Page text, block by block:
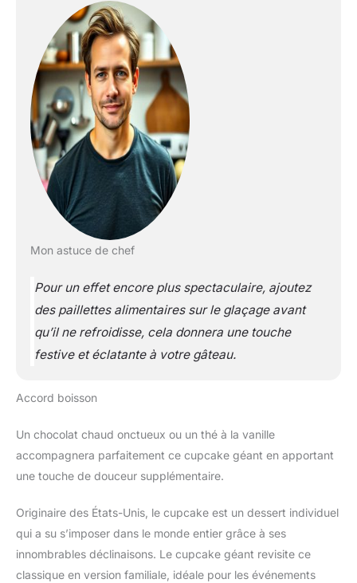
Mon astuce de chef
Pour un effet encore plus spectaculaire, ajoutez
des paillettes alimentaires sur le glaçage avant
qu’il ne refroidisse, cela donnera une touche
festive et éclatante à votre gâteau.
Accord boisson
Un chocolat chaud onctueux ou un thé à la vanille
accompagnera parfaitement ce cupcake géant en apportant
une touche de douceur supplémentaire.
Originaire des États-Unis, le cupcake est un dessert individuel
qui a su s’imposer dans le monde entier grâce à ses
innombrables déclinaisons. Le cupcake géant revisite ce
classique en version familiale, idéale pour les événements